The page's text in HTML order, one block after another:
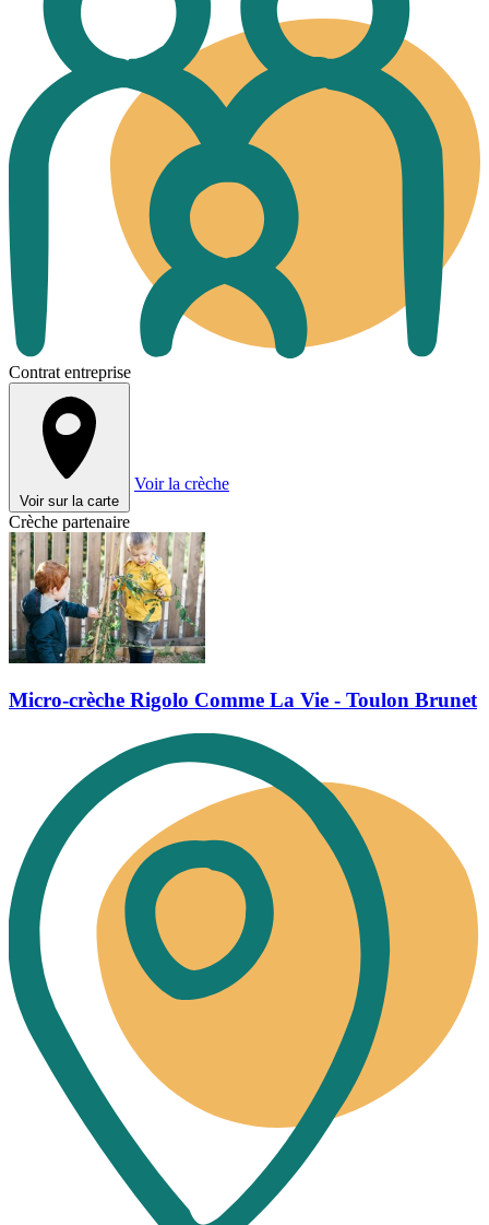
Contrat entreprise
Voir sur la carte
Voir la crèche
Crèche partenaire
Micro-crèche Rigolo Comme La Vie - Toulon Brunet